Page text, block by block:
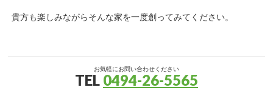
貴方も楽しみながらそんな家を一度創ってみてください。
お気軽にお問い合わせください
TEL 0494-26-5565